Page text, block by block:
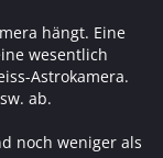
hängt. Eine
wesentlich
Astrokamera.
ab.
noch weniger als